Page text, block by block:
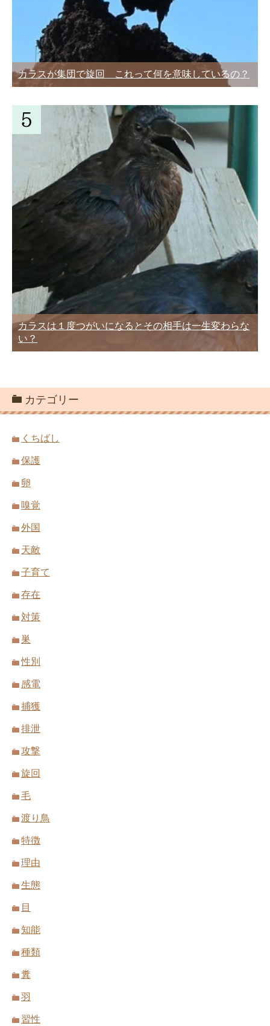
カラスが集団で旋回 これって何を意味しているの？
カラスは１度つがいになるとその相手は一生変わらな
い？
カテゴリー
くちばし
保護
卵
嗅覚
外国
天敵
子育て
存在
対策
巣
性別
感電
捕獲
排泄
攻撃
旋回
毛
渡り鳥
特徴
理由
生態
目
知能
種類
糞
羽
習性